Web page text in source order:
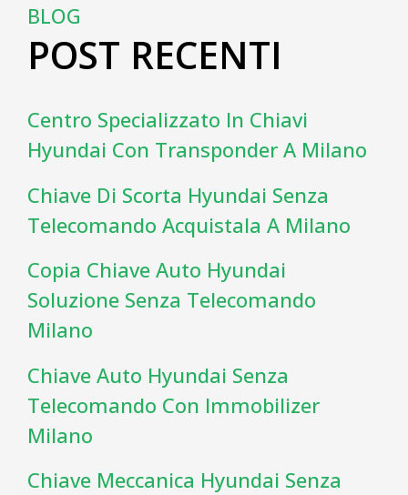
BLOG
POST RECENTI
Centro Specializzato In Chiavi
Hyundai Con Transponder A Milano
Chiave Di Scorta Hyundai Senza
Telecomando Acquistala A Milano
Copia Chiave Auto Hyundai
Soluzione Senza Telecomando
Milano
Chiave Auto Hyundai Senza
Telecomando Con Immobilizer
Milano
Chiave Meccanica Hyundai Senza